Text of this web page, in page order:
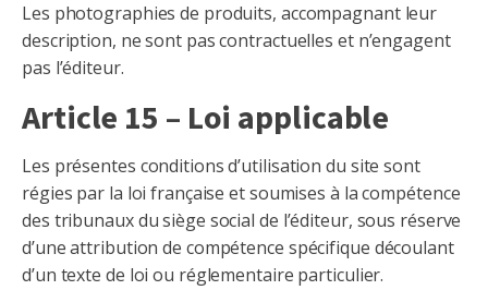
Les photographies de produits, accompagnant leur
description, ne sont pas contractuelles et n’engagent
pas l’éditeur.
Article 15 – Loi applicable
Les présentes conditions d’utilisation du site sont
régies par la loi française et soumises à la compétence
des tribunaux du siège social de l’éditeur, sous réserve
d’une attribution de compétence spécifique découlant
d’un texte de loi ou réglementaire particulier.